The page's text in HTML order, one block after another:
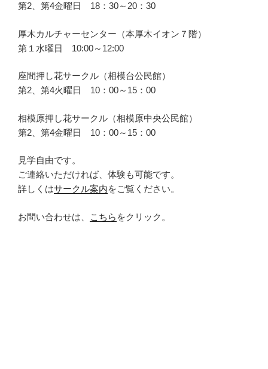
第2、第4金曜日 18：30～20：30
厚木カルチャーセンター（本厚木イオン７階）
第１水曜日 10:00～12:00
座間押し花サークル（相模台公民館）
第2、第4火曜日 10：00～15：00
相模原押し花サークル（相模原中央公民館）
第2、第4金曜日 10：00～15：00
見学自由です。
ご連絡いただければ、体験も可能です。
詳しくはサークル案内をご覧ください。
お問い合わせは、 こちら をクリック。